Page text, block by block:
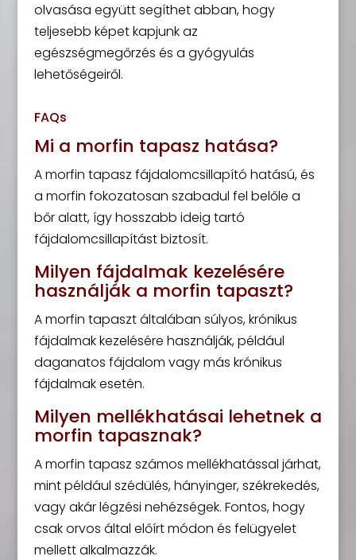
olvasása együtt segíthet abban, hogy
teljesebb képet kapjunk az
egészségmegőrzés és a gyógyulás
lehetőségeiről.
FAQs
Mi a morfin tapasz hatása?
A morfin tapasz fájdalomcsillapító hatású, és
a morfin fokozatosan szabadul fel belőle a
bőr alatt, így hosszabb ideig tartó
fájdalomcsillapítást biztosít.
Milyen fájdalmak kezelésére
használják a morfin tapaszt?
A morfin tapaszt általában súlyos, krónikus
fájdalmak kezelésére használják, például
daganatos fájdalom vagy más krónikus
fájdalmak esetén.
Milyen mellékhatásai lehetnek a
morfin tapasznak?
A morfin tapasz számos mellékhatással járhat,
mint például szédülés, hányinger, székrekedés,
vagy akár légzési nehézségek. Fontos, hogy
csak orvos által előírt módon és felügyelet
mellett alkalmazzák.